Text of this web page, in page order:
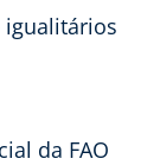
da FAO